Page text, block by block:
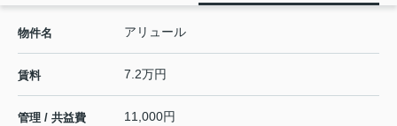
物件名 アリュール
賃料 7.2万円
管理 / 共益費 11,000円